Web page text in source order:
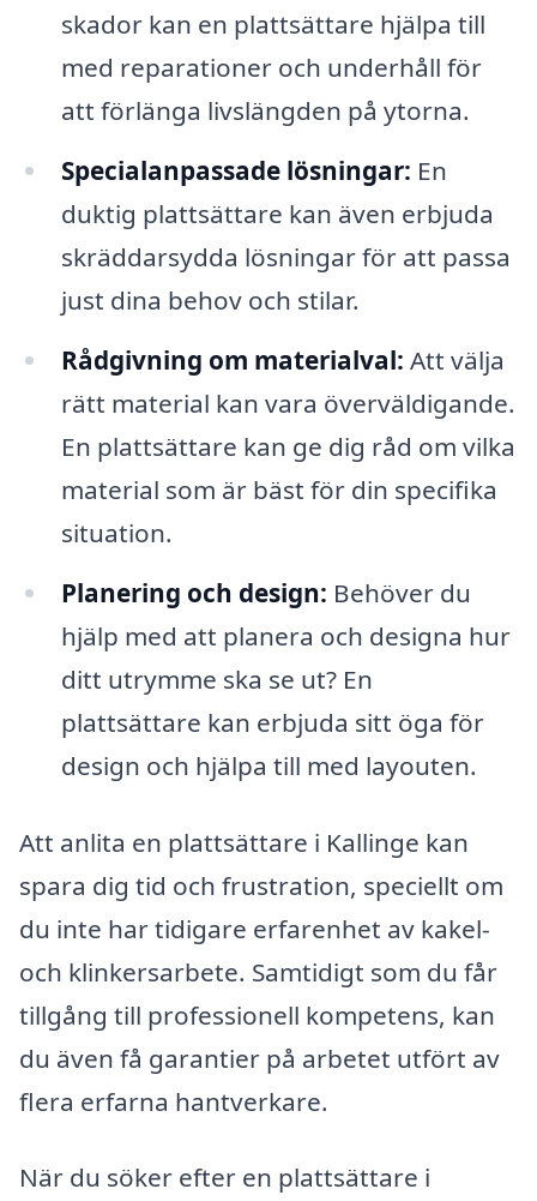
skador kan en plattsättare hjälpa till
med reparationer och underhåll för
att förlänga livslängden på ytorna.
Specialanpassade lösningar: En
duktig plattsättare kan även erbjuda
skräddarsydda lösningar för att passa
just dina behov och stilar.
Rådgivning om materialval: Att välja
rätt material kan vara överväldigande.
En plattsättare kan ge dig råd om vilka
material som är bäst för din specifika
situation.
Planering och design: Behöver du
hjälp med att planera och designa hur
ditt utrymme ska se ut? En
plattsättare kan erbjuda sitt öga för
design och hjälpa till med layouten.
Att anlita en plattsättare i Kallinge kan
spara dig tid och frustration, speciellt om
du inte har tidigare erfarenhet av kakel-
och klinkersarbete. Samtidigt som du får
tillgång till professionell kompetens, kan
du även få garantier på arbetet utfört av
flera erfarna hantverkare.
När du söker efter en plattsättare i